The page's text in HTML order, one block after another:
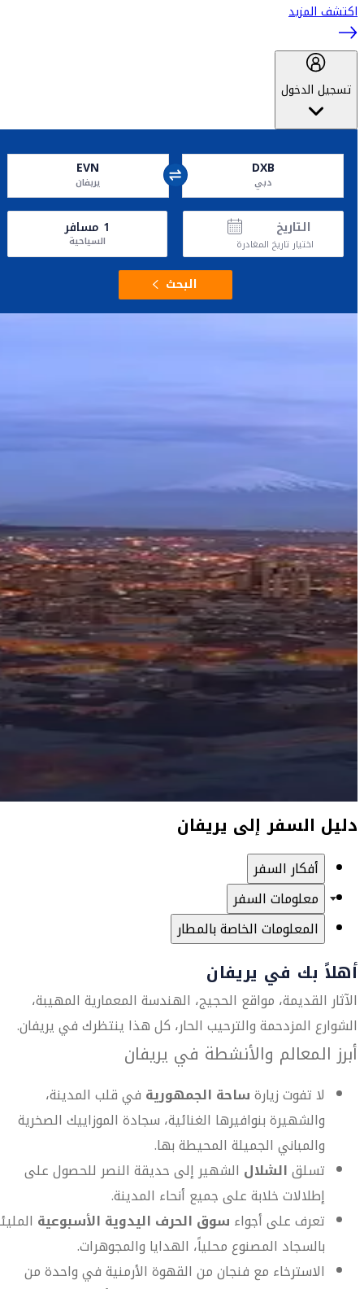
اكتشف المزيد
تسجيل الدخول
DXB
دبي
EVN
يريفان
التاريخ
اختيار تاريخ المغادرة
1 مسافر
السياحية
البحث
دليل السفر إلى يريفان
أفكار السفر
معلومات السفر
المعلومات الخاصة بالمطار
أهلاً بك في يريفان
الآثار القديمة، مواقع الحجيج، الهندسة المعمارية المهيبة،
الشوارع المزدحمة والترحيب الحار، كل هذا ينتظرك في يريفان.
أبرز المعالم والأنشطة في يريفان
لا تفوت زيارةساحة الجمهورية في قلب المدينة،
والشهيرة بنوافيرها الغنائية، سجادة الموزاييك الصخرية
والمباني الجميلة المحيطة بها.
تسلقالشلال الشهير إلى حديقة النصر للحصول على
إطلالات خلابة على جميع أنحاء المدينة.
تعرف على أجواء سوق الحرف اليدوية الأسبوعية
بالسجاد المصنوع محلياً، الهدايا والمجوهرات.
الاسترخاء مع فنجان من القهوة الأرمنية في واحدة من